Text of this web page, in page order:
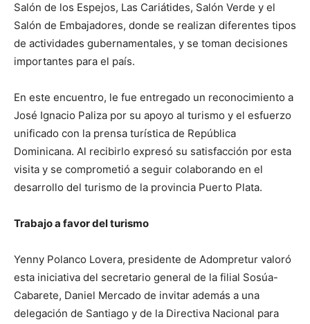
Salón de los Espejos, Las Cariátides, Salón Verde y el
Salón de Embajadores, donde se realizan diferentes tipos
de actividades gubernamentales, y se toman decisiones
importantes para el país.
En este encuentro, le fue entregado un reconocimiento a
José Ignacio Paliza por su apoyo al turismo y el esfuerzo
unificado con la prensa turística de República
Dominicana. Al recibirlo expresó su satisfacción por esta
visita y se comprometió a seguir colaborando en el
desarrollo del turismo de la provincia Puerto Plata.
Trabajo a favor del turismo
Yenny Polanco Lovera, presidente de Adompretur valoró
esta iniciativa del secretario general de la filial Sosúa-
Cabarete, Daniel Mercado de invitar además a una
delegación de Santiago y de la Directiva Nacional para